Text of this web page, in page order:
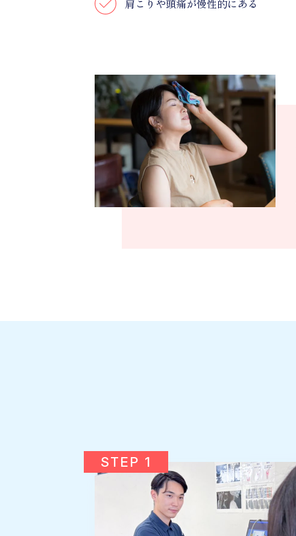
肩こりや頭痛が慢性的にある
STEP 1